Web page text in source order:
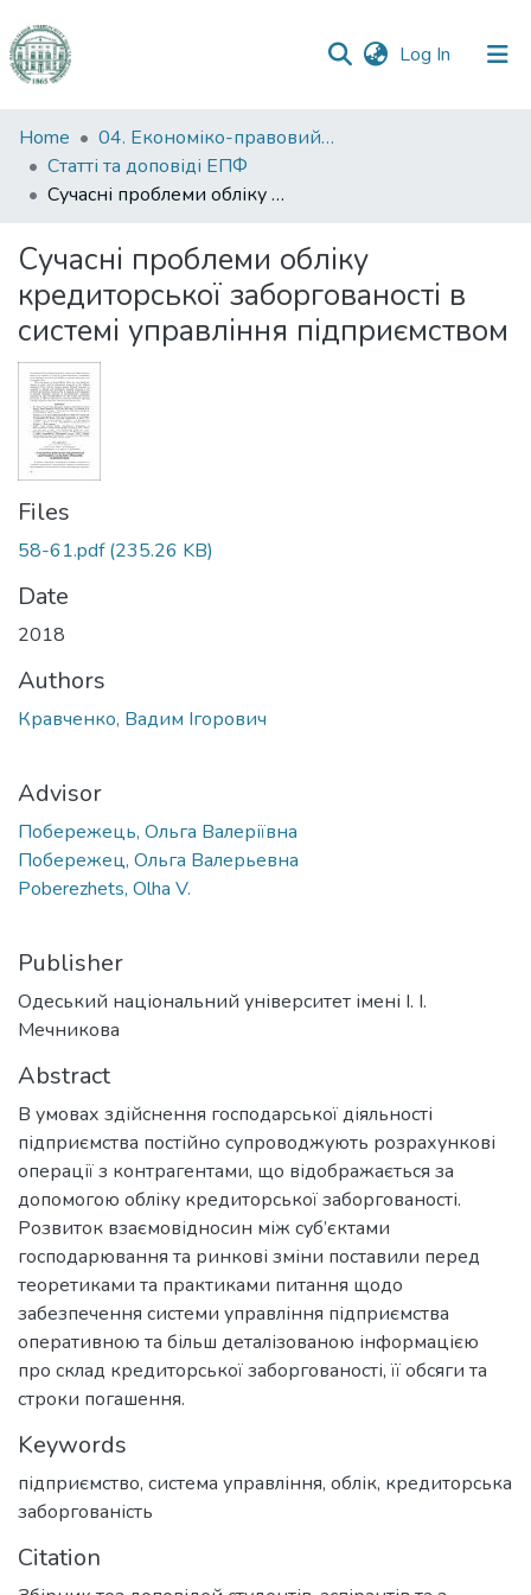
Log In (current)
Communities
&
Collections
Statistics
Home
04. Економіко-правовий факультет
Статті та доповіді ЕПФ
Сучасні проблеми обліку кредиторської заборгованості в системі управління підприємством
Сучасні проблеми обліку
кредиторської заборгованості в
системі управління підприємством
Files
58-61.pdf(235.26 KB)
Date
2018
Authors
Кравченко, Вадим Ігорович
Advisor
Побережець, Ольга Валеріївна
Побережец, Ольга Валерьевна
Poberezhets, Olha V.
Publisher
Одеський національний університет імені І. І.
Мечникова
Abstract
В умовах здійснення господарської діяльності
підприємства постійно супроводжують розрахункові
операції з контрагентами, що відображається за
допомогою обліку кредиторської заборгованості.
Розвиток взаємовідносин між суб’єктами
господарювання та ринкові зміни поставили перед
теоретиками та практиками питання щодо
забезпечення системи управління підприємства
оперативною та більш деталізованою інформацією
про склад кредиторської заборгованості, її обсяги та
строки погашення.
Keywords
підприємство, система управління, облік, кредиторська
заборгованість
Citation